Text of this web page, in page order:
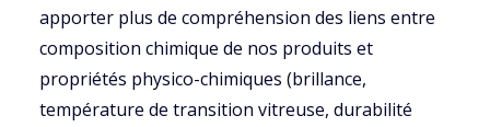
apporter plus de compréhension des liens entre
composition chimique de nos produits et
propriétés physico-chimiques (brillance,
température de transition vitreuse, durabilité